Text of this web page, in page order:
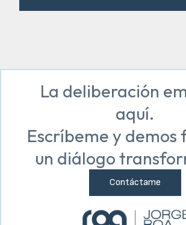
La deliberación
aquí.
Escríbeme y demos
un diálogo
Contáctame